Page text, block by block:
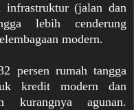
infrastruktur (jalan dan
lebih cenderung
modern.
persen rumah tangga
kredit modern dan
kurangnya agunan.